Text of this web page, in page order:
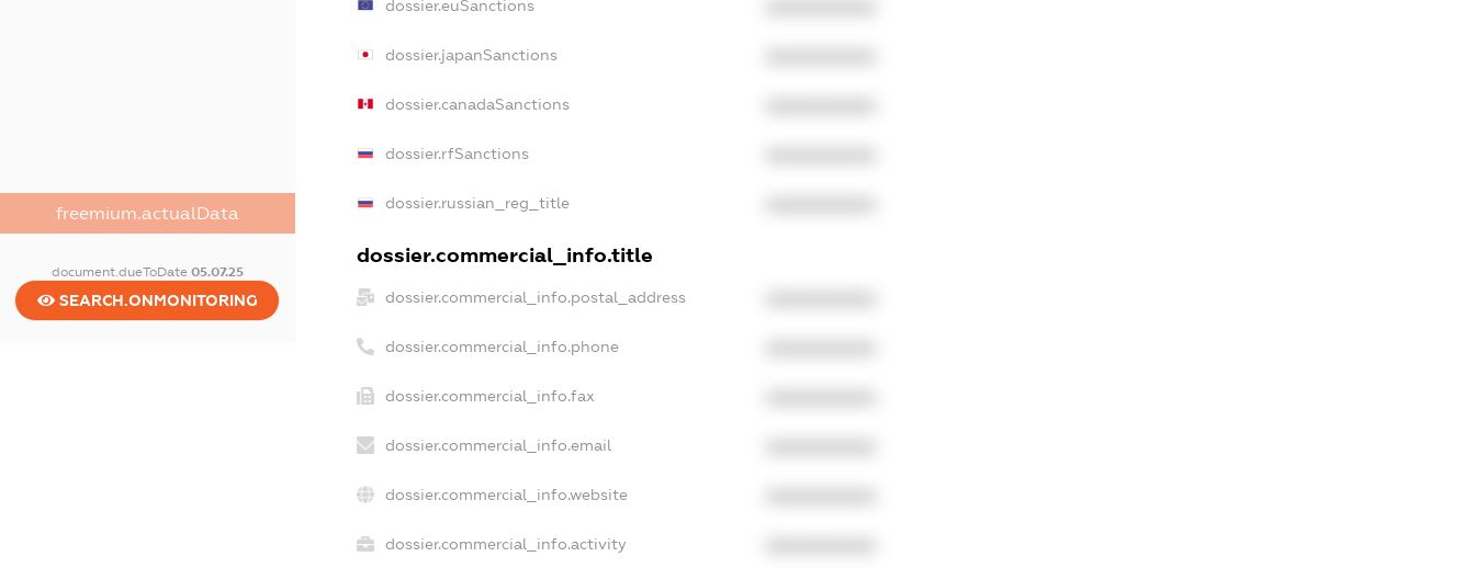
freemium.actualData
document.dueToDate 05.07.25
SEARCH.ONMONITORING
dossier.euSanctions
dossier.japanSanctions
dossier.canadaSanctions
dossier.rfSanctions
dossier.russian_reg_title
dossier.commercial_info.title
dossier.commercial_info.postal_address
dossier.commercial_info.phone
dossier.commercial_info.fax
dossier.commercial_info.email
dossier.commercial_info.website
dossier.commercial_info.activity